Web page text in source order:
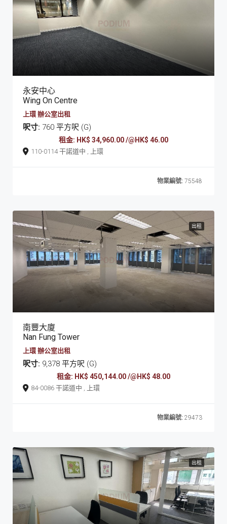
永安中心
Wing On Centre
上環 辦公室出租
呎寸: 760 平方呎 (G)
租金: HK$ 34,960.00 /@HK$ 46.00
110-0114 干諾道中 , 上環
物業編號: 75548
出租
南豐大廈
Nan Fung Tower
上環 辦公室出租
呎寸: 9,378 平方呎 (G)
租金: HK$ 450,144.00 /@HK$ 48.00
84-0086 干諾道中 , 上環
物業編號: 29473
出租